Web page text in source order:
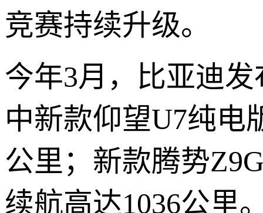
竞赛持续升级。
今年3月，比亚迪
中新款仰望U7纯电
公里；新款腾势
续航高达1036公里